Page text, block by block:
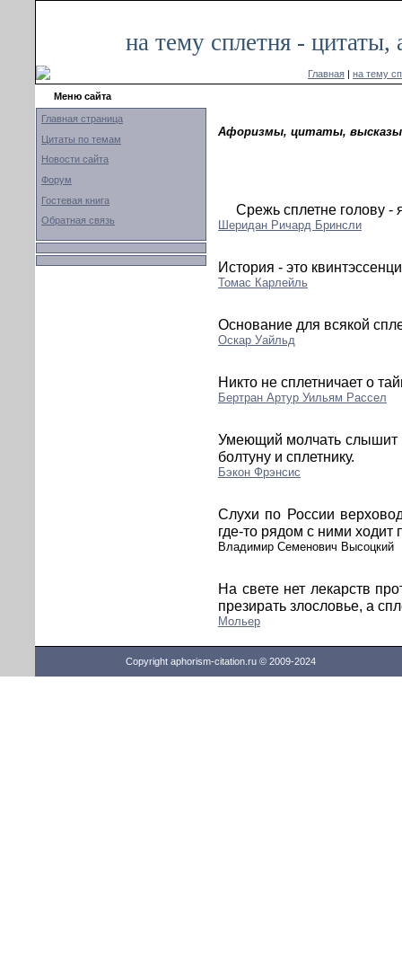
на тему сплетня -
Главная | на тему
Меню сайта
Главная страница
Цитаты по темам
Новости сайта
Форум
Гостевая книга
Обратная связь
Афоризмы, цитаты,
Срежь сплетне голову -
Шеридан Ричард Бринсли
История - это
Томас Карлейль
Основание для всякой
Оскар Уайльд
Никто не сплетничает о
Бертран Артур Уильям Рассел
Умеющий молчать слышит
болтуну и сплетнику.
Бэкон Фрэнсис
Слухи по России
где-то рядом с ними
Владимир Семенович Высоцкий
На свете нет лекарств
презирать злословье, а
Мольер
Copyright aphorism-citation.ru © 2009-2024